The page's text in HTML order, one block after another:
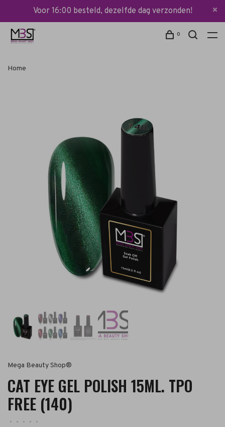
Voor 16:00 besteld, dezelfde dag verzonden!
0
Home
Mega Beauty Shop®
CAT EYE GEL POLISH 15ML. TPO
FREE (140)
• • • •
•